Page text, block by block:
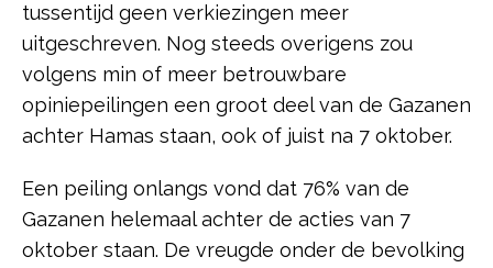
tussentijd geen verkiezingen meer
uitgeschreven. Nog steeds overigens zou
volgens min of meer betrouwbare
opiniepeilingen een groot deel van de Gazanen
achter Hamas staan, ook of juist na 7 oktober.
Een peiling onlangs vond dat 76% van de
Gazanen helemaal achter de acties van 7
oktober staan. De vreugde onder de bevolking